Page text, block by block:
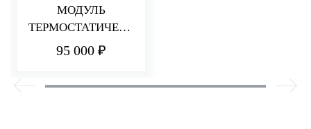
МОДУЛЬ
ТЕРМОСТАТИЧЕСК
ОГО СМЕСИТЕЛЯ
95 000 ₽